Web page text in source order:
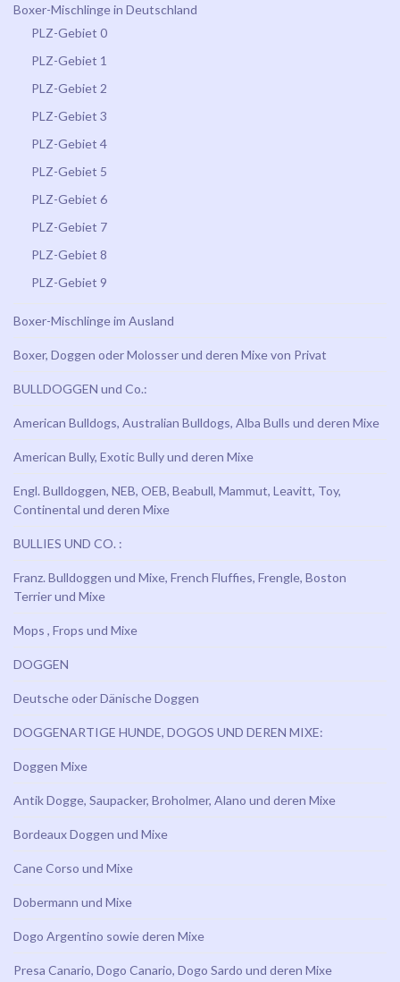
Boxer-Mischlinge in Deutschland
PLZ-Gebiet 0
PLZ-Gebiet 1
PLZ-Gebiet 2
PLZ-Gebiet 3
PLZ-Gebiet 4
PLZ-Gebiet 5
PLZ-Gebiet 6
PLZ-Gebiet 7
PLZ-Gebiet 8
PLZ-Gebiet 9
Boxer-Mischlinge im Ausland
Boxer, Doggen oder Molosser und deren Mixe von Privat
BULLDOGGEN und Co.:
American Bulldogs, Australian Bulldogs, Alba Bulls und deren Mixe
American Bully, Exotic Bully und deren Mixe
Engl. Bulldoggen, NEB, OEB, Beabull, Mammut, Leavitt, Toy,
Continental und deren Mixe
BULLIES UND CO. :
Franz. Bulldoggen und Mixe, French Fluffies, Frengle, Boston
Terrier und Mixe
Mops , Frops und Mixe
DOGGEN
Deutsche oder Dänische Doggen
DOGGENARTIGE HUNDE, DOGOS UND DEREN MIXE:
Doggen Mixe
Antik Dogge, Saupacker, Broholmer, Alano und deren Mixe
Bordeaux Doggen und Mixe
Cane Corso und Mixe
Dobermann und Mixe
Dogo Argentino sowie deren Mixe
Presa Canario, Dogo Canario, Dogo Sardo und deren Mixe